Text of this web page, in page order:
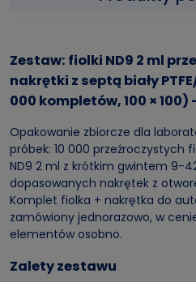
Zestaw: fiolki ND9 2 ml
nakrętki z septą biały
000 kompletów, 100 × 100)
Opakowanie zbiorcze dla
próbek: 10 000
ND9 2 ml z krótkim gwintem 9-
dopasowanych nakrętek z
Komplet fiolka + nakrętka do
zamówiony jednorazowo, w
elementów osobno.
Zalety zestawu